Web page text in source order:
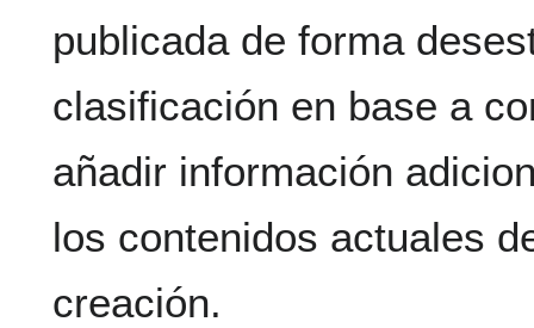
publicada de forma
clasificación en base a
añadir información
los contenidos actuales
creación.